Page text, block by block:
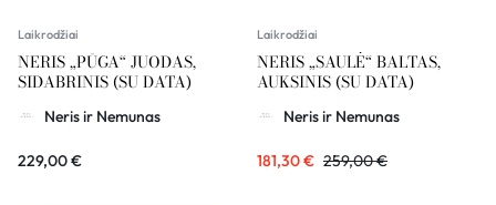
Laikrodžiai
NERIS „PŪGA“ JUODAS,
SIDABRINIS (SU DATA)
Neris ir Nemunas
229,00€
Laikrodžiai
NERIS „SAULĖ“ BALTAS,
AUKSINIS (SU DATA)
Neris ir Nemunas
181,30€ 259,00€